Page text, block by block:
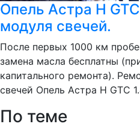
Опель Астра Н
модуля свечей.
После первых 1000 км
замена масла бесплатны
капитального ремонта).
свечей Опель Астра Н GTC
По теме